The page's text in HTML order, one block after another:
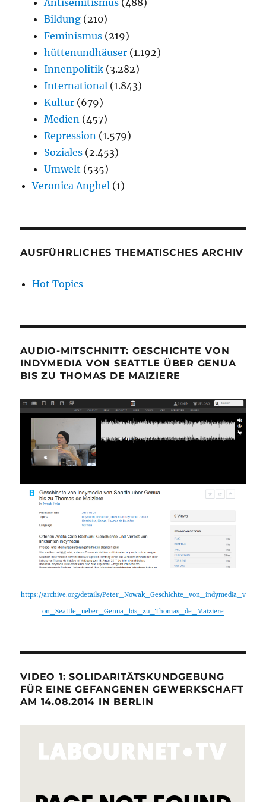
Bildung (210)
Feminismus (219)
hüttenundhäuser (1.192)
Innenpolitik (3.282)
International (1.843)
Kultur (679)
Medien (457)
Repression (1.579)
Soziales (2.453)
Umwelt (535)
Veronica Anghel (1)
AUSFÜHRLICHES THEMATISCHES ARCHIV
Hot Topics
AUDIO-MITSCHNITT: GESCHICHTE VON
INDYMEDIA VON SEATTLE ÜBER GENUA
BIS ZU THOMAS DE MAIZIERE
https://archive.org/details/Peter_Nowak_Geschichte_von_indymedia_v
on_Seattle_ueber_Genua_bis_zu_Thomas_de_Maiziere
VIDEO 1: SOLIDARITÄTSKUNDGEBUNG
FÜR EINE GEFANGENEN GEWERKSCHAFT
AM 14.08.2014 IN BERLIN